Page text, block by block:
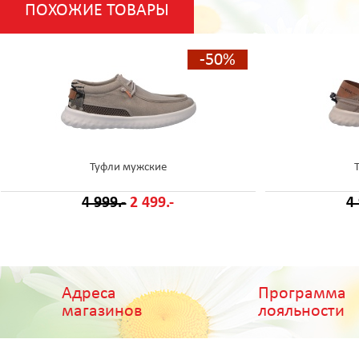
ПОХОЖИЕ ТОВАРЫ
-50%
Туфли мужские
4 999.- 2 499.- 4
Адреса
магазинов
Программа
лояльности